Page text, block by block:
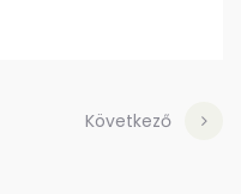
Következő